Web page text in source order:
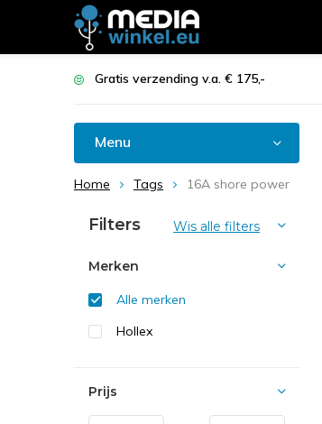
Gratis verzending v.a. € 175,-
Menu
Home Tags 16A shore power
Filters Wis alle filters
Merken
Alle merken
Hollex
Prijs